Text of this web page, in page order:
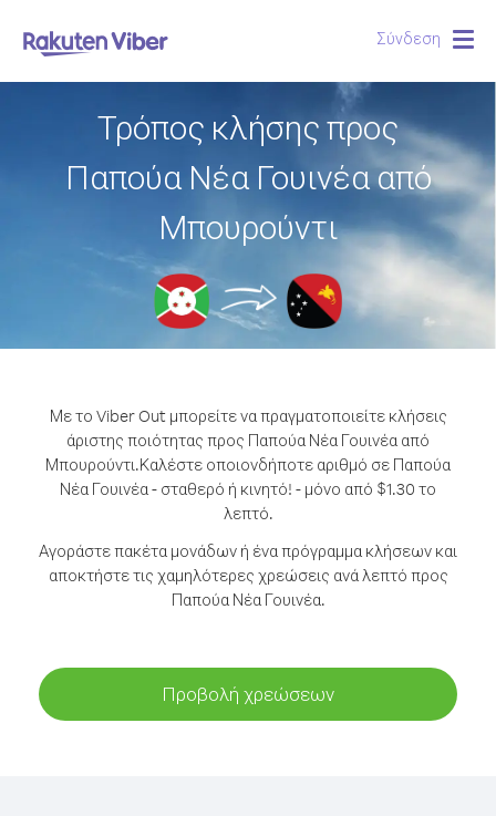
Σύνδεση
Τρόπος κλήσης προς
Παπούα Νέα Γουινέα από
Μπουρούντι
Με το Viber Out μπορείτε να πραγματοποιείτε κλήσεις
άριστης ποιότητας προς Παπούα Νέα Γουινέα από
Μπουρούντι.Καλέστε οποιονδήποτε αριθμό σε Παπούα
Νέα Γουινέα - σταθερό ή κινητό! - μόνο από $1.30 το
λεπτό.
Αγοράστε πακέτα μονάδων ή ένα πρόγραμμα κλήσεων και
αποκτήστε τις χαμηλότερες χρεώσεις ανά λεπτό προς
Παπούα Νέα Γουινέα.
Προβολή χρεώσεων